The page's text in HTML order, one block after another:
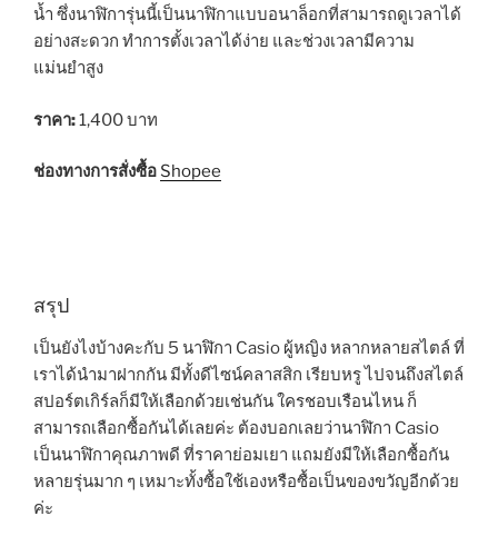
น้ำ ซึ่งนาฬิการุ่นนี้เป็นนาฬิกาแบบอนาล็อกที่สามารถดูเวลาได้
อย่างสะดวก ทำการตั้งเวลาได้ง่าย และช่วงเวลามีความ
แม่นยำสูง
ราคา:1,400 บาท
ช่องทางการสั่งซื้อ Shopee
สรุป
เป็นยังไงบ้างคะกับ 5 นาฬิกา Casio ผู้หญิง หลากหลายสไตล์ ที่
เราได้นำมาฝากกัน มีทั้งดีไซน์คลาสสิก เรียบหรู ไปจนถึงสไตล์
สปอร์ตเกิร์ลก็มีให้เลือกด้วยเช่นกัน ใครชอบเรือนไหน ก็
สามารถเลือกซื้อกันได้เลยค่ะ ต้องบอกเลยว่านาฬิกา Casio
เป็นนาฬิกาคุณภาพดี ที่ราคาย่อมเยา แถมยังมีให้เลือกซื้อกัน
หลายรุ่นมาก ๆ เหมาะทั้งซื้อใช้เองหรือซื้อเป็นของขวัญอีกด้วย
ค่ะ